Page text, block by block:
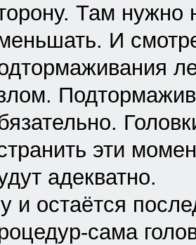
Там нужно
И
эти
адекватно.
и остаётся
сама